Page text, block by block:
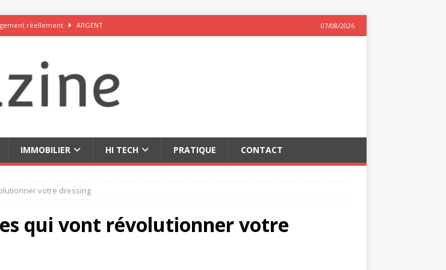
réellement ARGENT
en couple ou en solo
sociaux DÉCOUVRIR
sérieux en 2026 RELATION
07/08/2026
IMMOBILIER HI TECH PRATIQUE CONTACT
votre dressing
qui vont révolutionner votre